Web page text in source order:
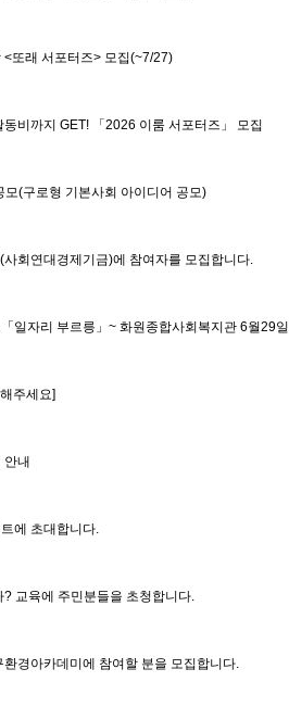
또래 서포터즈> 모집(~7/27)
비까지 GET! 「2026 이룸 서포터즈」 모집
(구로형 기본사회 아이디어 공모)
회연대경제기금)에 참여자를 모집합니다.
일자리 부르릉」~ 화원종합사회복지관 6월29일
주세요]
안내
에 초대합니다.
교육에 주민분들을 초청합니다.
경아카데미에 참여할 분을 모집합니다.